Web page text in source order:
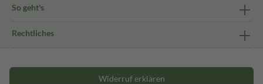
So geht's
Rechtliches
Widerruf erklären